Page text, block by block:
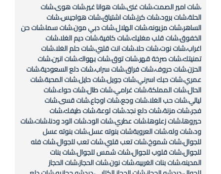
،شات امير الصمت،شات غنى،شات هوانا غير،شات هوى،شات
الحلة،شات برود،شات كرز،شات اشتياق،شات هواجيس،شات
الساهر،شات مزيونه،شات الهلال،شات دبي مون،شات سما،شات حن
الخفوق،شات قلب مغليك،شات كافية،شات ديم الغلا،شات
اغراب،شات نوت،شات حلا،شات انت قلبي،شات حلم الغلا،شات
تمنيتك،شات صرخة قهر،شات توق،شات بهواك،شات انين،شات
الحزن،شات حروف،شات فراق،شات سراب،شات دلع السعودية،شات
عمري،شات حبك اسرني،شات جويل،شات حايل،شات المحبة،شات
الحال،شات المملكة،شات غرامي،شات طال،شات حواء،شات
ليالي،شات حب الغلا،شات وجع،شات اوجاع،شات قسى،شات
فجر،شات مزنة،شات دلع نجد،شات لوعة،شات طيفك،شات
حيروها،شات زعلوها،شات عطري،شات الود،شات الود ودنا،شات،شات
ود،شات وله،شات العروبةشات بنوته عسل،شات بنوته عسل
للجوال،شات شموخ،شات تعب قلبي،شات تعب للجوال،شات فله
للجوال،شات قلوب للجوال،شات شمس للجوال،شات بنات
المدينه،شات بنات الغربيه،شات نون،شات الحجاز،شات الحجاز